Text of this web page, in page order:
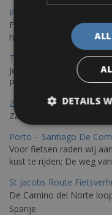
Pula Fietsverhuur
Fietsen langs de
houdt van de
Trieste-Pula Fietsverhuur
Je kunt een fiets huren
Pula of elders in Istrië
Zadar Fietsverhuur
Zadar, een verborgen
Porto – Santiago De
Voor fietsen raden wij
kust te rijden; De weg
St Jacobs Route
De Camino del Norte
Spanje
DETAILS